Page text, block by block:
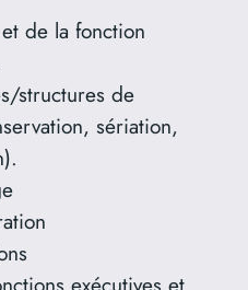
de la fonction
structures de
sériation,